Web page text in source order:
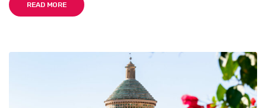
READ MORE